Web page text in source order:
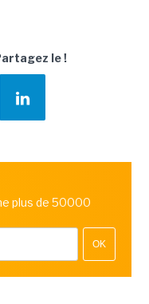
le !
plus de 50000
OK